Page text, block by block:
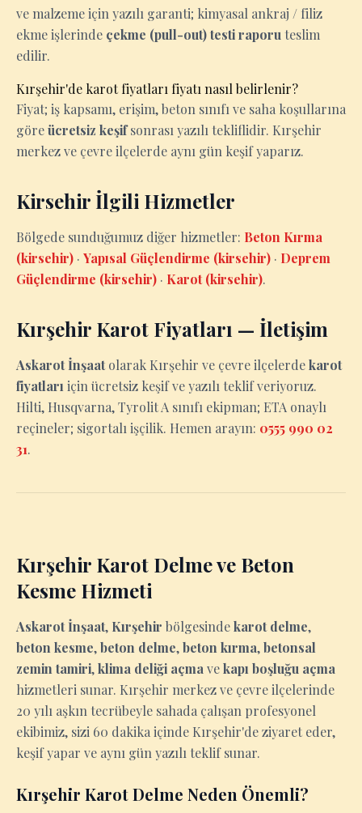
ve malzeme için yazılı garanti; kimyasal ankraj / filiz
ekme işlerinde çekme (pull-out) testi raporu teslim
edilir.
Kırşehir'de karot fiyatları fiyatı nasıl belirlenir?
Fiyat; iş kapsamı, erişim, beton sınıfı ve saha koşullarına
göreücretsiz keşifsonrası yazılı tekliflidir. Kırşehir
merkez ve çevre ilçelerde aynı gün keşif yaparız.
Kirsehir İlgili Hizmetler
Bölgede sunduğumuz diğer hizmetler: Beton Kırma
(kirsehir) · Yapısal Güçlendirme (kirsehir) · Deprem
Güçlendirme (kirsehir) · Karot (kirsehir).
Kırşehir Karot Fiyatları — İletişim
Askarot İnşaatolarak Kırşehir ve çevre ilçelerdekarot
fiyatları için ücretsiz keşif ve yazılı teklif veriyoruz.
Hilti, Husqvarna, Tyrolit A sınıfı ekipman; ETA onaylı
reçineler; sigortalı işçilik. Hemen arayın: 0555 990 02
31.
Kırşehir Karot Delme ve Beton
Kesme Hizmeti
Askarot İnşaat, Kırşehir bölgesindekarot delme,
beton kesme,beton delme,beton kırma,betonsal
zemin tamiri,klima deliği açma vekapı boşluğu açma
hizmetleri sunar. Kırşehir merkez ve çevre ilçelerinde
20 yılı aşkın tecrübeyle sahada çalışan profesyonel
ekibimiz, sizi 60 dakika içinde Kırşehir'de ziyaret eder,
keşif yapar ve aynı gün yazılı teklif sunar.
Kırşehir Karot Delme Neden Önemli?